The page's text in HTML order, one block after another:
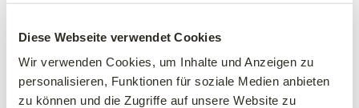
Diese Webseite verwendet Cookies
Wir verwenden Cookies, um Inhalte und Anzeigen zu
personalisieren, Funktionen für soziale Medien anbieten
zu können und die Zugriffe auf unsere Website zu
39,90 €
mehrere Varianten verfügbar!
34,90 €
Busch
10 Liter Topf